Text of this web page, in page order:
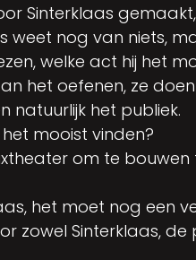
Sinterklaas
weet nog van niets,
welke act hij het
het oefenen, ze
natuurlijk het publiek.
mooist vinden?
om te
het moet nog een
zowel Sinterklaas, de